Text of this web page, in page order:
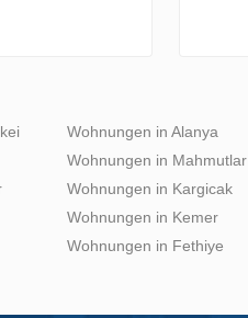
Wohnungen in Alanya
Wohnungen in Mahmutlar
Wohnungen in Kargicak
Wohnungen in Kemer
Wohnungen in Fethiye